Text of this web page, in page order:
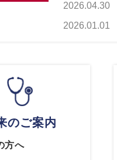
2026.04.30
2026.01.01
のご案内
方へ